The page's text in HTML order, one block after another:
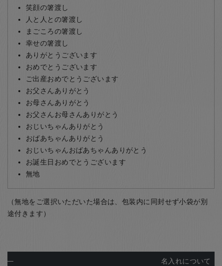
笑顔の箸渡し
人と人との箸渡し
まごころの箸渡し
幸せの箸渡し
ありがとうございます
おめでとうございます
ご出産おめでとうございます
お父さんありがとう
お母さんありがとう
お父さんお母さんありがとう
おじいちゃんありがとう
おばあちゃんありがとう
おじいちゃんおばあちゃんありがとう
お誕生日おめでとうございます
無地
（無地をご選択いただいた場合は、包装内に同封せず小袋が別
途付きます）
名入れについて